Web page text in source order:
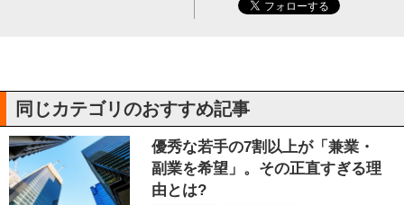
同じカテゴリのおすすめ記事
優秀な若手の7割以上が「兼業・
副業を希望」。その正直すぎる理
由とは?